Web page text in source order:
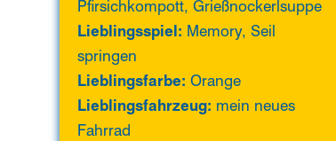
Pfirsichkompott, Grießnockerlsuppe
Lieblingsspiel: Memory, Seil
springen
Lieblingsfarbe: Orange
Lieblingsfahrzeug: mein neues
Fahrrad